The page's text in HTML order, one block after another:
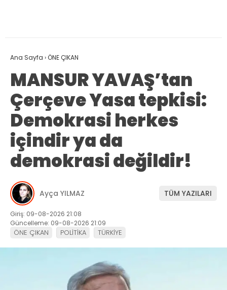
Ana Sayfa ›ÖNE ÇIKAN
MANSUR YAVAŞ’tan
Çerçeve Yasa tepkisi:
Demokrasi herkes
içindir ya da
demokrasi değildir!
Ayça YILMAZ TÜM YAZILARI
Giriş: 09-08-2026 21:08
Güncelleme: 09-08-2026 21:09
ÖNE ÇIKAN POLİTİKA TÜRKİYE